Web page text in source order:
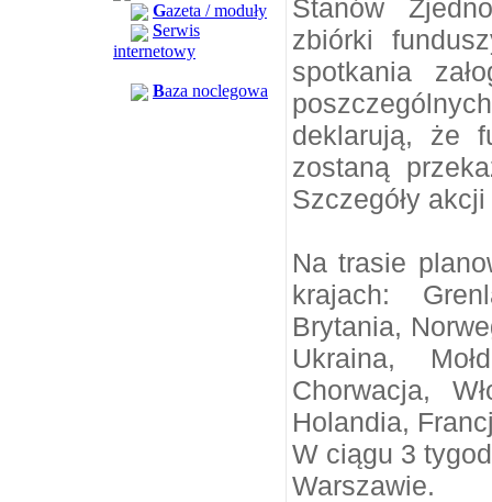
Gazeta / moduły
Serwis
internetowy
Baza noclegowa
Stanów
zbiórki
spotkania
deklarują, że
zostaną
Szczegóły
Na trasie
krajach:
Brytania,
Ukraina,
Chorwacja,
Holandia,
W ciągu 3
Warszawie.